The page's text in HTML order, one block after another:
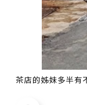
茶店的姊妹多半有